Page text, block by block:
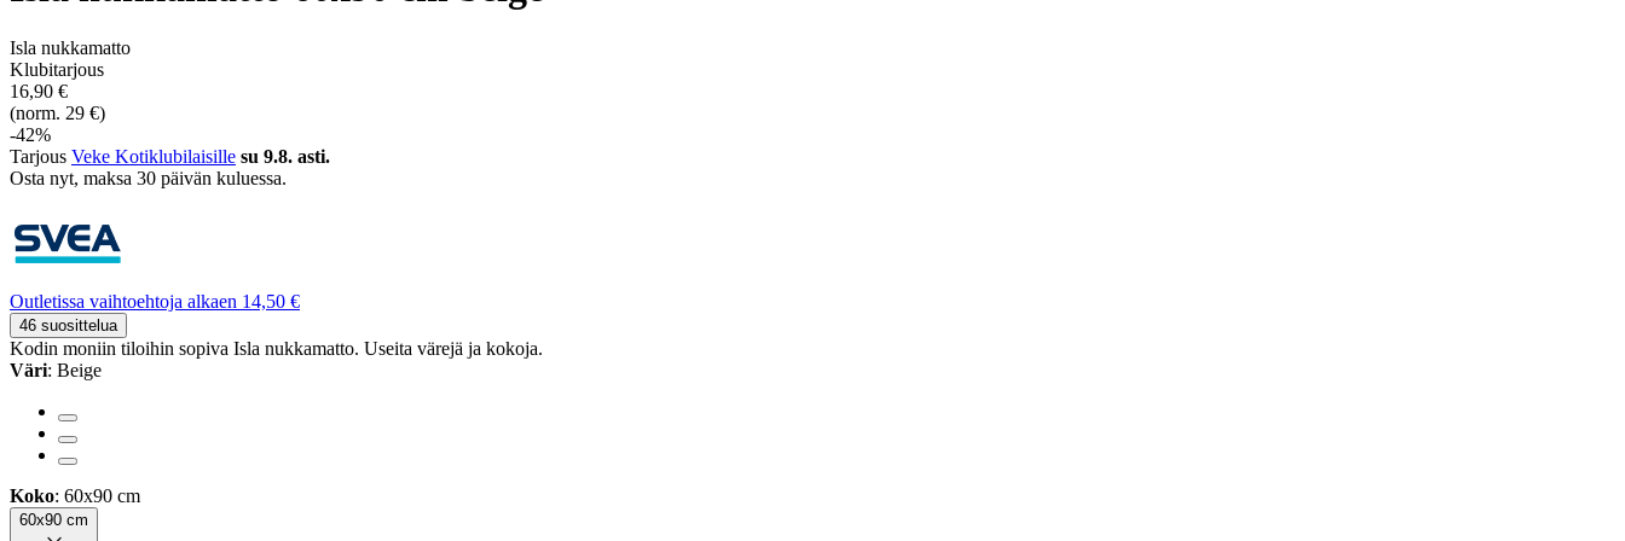
Isla nukkamatto
Klubitarjous
16,90 €
(norm. 29 €)
-42%
Tarjous Veke Kotiklubilaisille su 9.8. asti.
Osta nyt, ­maksa 30 päivän kuluessa.
Outletissa vaihtoehtoja alkaen 14,50 €
46 suosittelua
Kodin moniin tiloihin sopiva Isla nukkamatto. Useita värejä ja kokoja.
Väri: Beige
Koko: 60x90 cm
60x90 cm